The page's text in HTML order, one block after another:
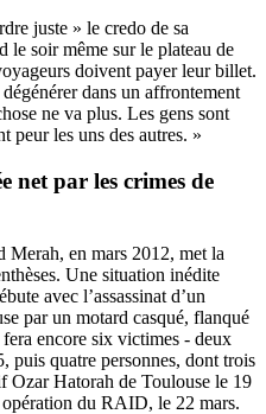
juste » le credo de sa
le soir même sur le plateau de
doivent payer leur billet.
dans un affrontement
ne va plus. Les gens sont
peur les uns des autres. »
net par les crimes de
Merah, en mars 2012, met la
Une situation inédite
avec l’assassinat d’un
par un motard casqué, flanqué
encore six victimes - deux
puis quatre personnes, dont trois
Ozar Hatorah de Toulouse le 19
opération du RAID, le 22 mars.